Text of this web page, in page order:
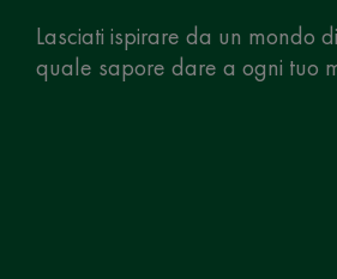
Lasciati ispirare da un mondo
quale sapore dare a ogni tuo